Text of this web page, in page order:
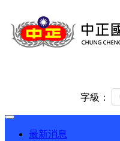
字級：
Toggle
navigation最新消息